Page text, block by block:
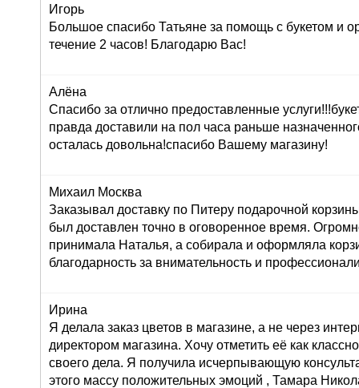
Игорь
Большое спасибо Татьяне за помощь с букетом и
течение 2 часов! Благодарю Вас!
Алёна
Спасибо за отлично предоставленные
правда доставили на пол часа раньше
осталась довольна!спасибо Вашему магазину!
Михаил Москва
Заказывал доставку по Питеру подарочной
был доставлен точно в оговоренное время.
принимала Наталья, а собирала и оформляла
благодарность за внимательность и
Ирина
Я делала заказ цветов в магазине, а не через
директором магазина. Хочу отметить её как
своего дела. Я получила исчерпывающую
этого массу положительных эмоций , Тамара